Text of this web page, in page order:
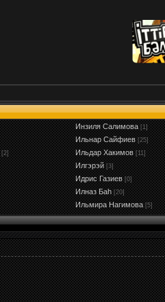
Инзиля Салимова [1]
Ильнар Сайфиев [25]
[2] Ильдар Хакимов [11]
Илгэрэй [3]
Идрис Газиев [0]
Илназ Баh [20]
Ильмира Нагимова [5]